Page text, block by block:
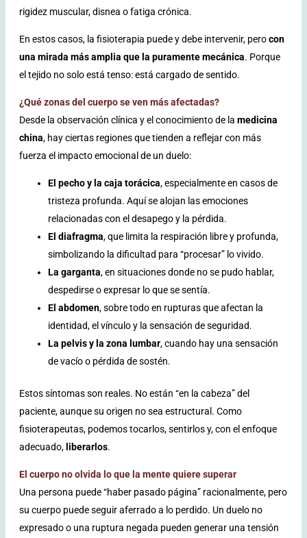
rigidez muscular, disnea o fatiga crónica.
En estos casos, la fisioterapia puede y debe intervenir, perocon
una mirada más amplia que la puramente mecánica. Porque
el tejido no solo está tenso: está cargado de sentido.
¿Qué zonas del cuerpo se ven más afectadas?
Desde la observación clínica y el conocimiento de la medicina
china, hay ciertas regiones que tienden a reflejar con más
fuerza el impacto emocional de un duelo:
El pecho y la caja torácica, especialmente en casos de
tristeza profunda. Aquí se alojan las emociones
relacionadas con el desapego y la pérdida.
El diafragma, que limita la respiración libre y profunda,
simbolizando la dificultad para “procesar” lo vivido.
La garganta, en situaciones donde no se pudo hablar,
despedirse o expresar lo que se sentía.
El abdomen, sobre todo en rupturas que afectan la
identidad, el vínculo y la sensación de seguridad.
La pelvis y la zona lumbar, cuando hay una sensación
de vacío o pérdida de sostén.
Estos síntomas son reales. No están “en la cabeza” del
paciente, aunque su origen no sea estructural. Como
fisioterapeutas, podemos tocarlos, sentirlos y, con el enfoque
adecuado,liberarlos.
El cuerpo no olvida lo que la mente quiere superar
Una persona puede “haber pasado página” racionalmente, pero
su cuerpo puede seguir aferrado a lo perdido. Un duelo no
expresado o una ruptura negada pueden generar una tensión